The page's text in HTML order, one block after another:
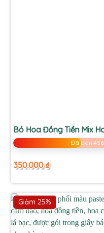
Bó Hoa Đồng Tiền Mix
Đã bán 456
350.000₫
Giảm 25%